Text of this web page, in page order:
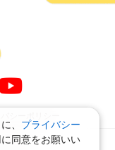
ップ
、 プライバシー
同意をお願いい